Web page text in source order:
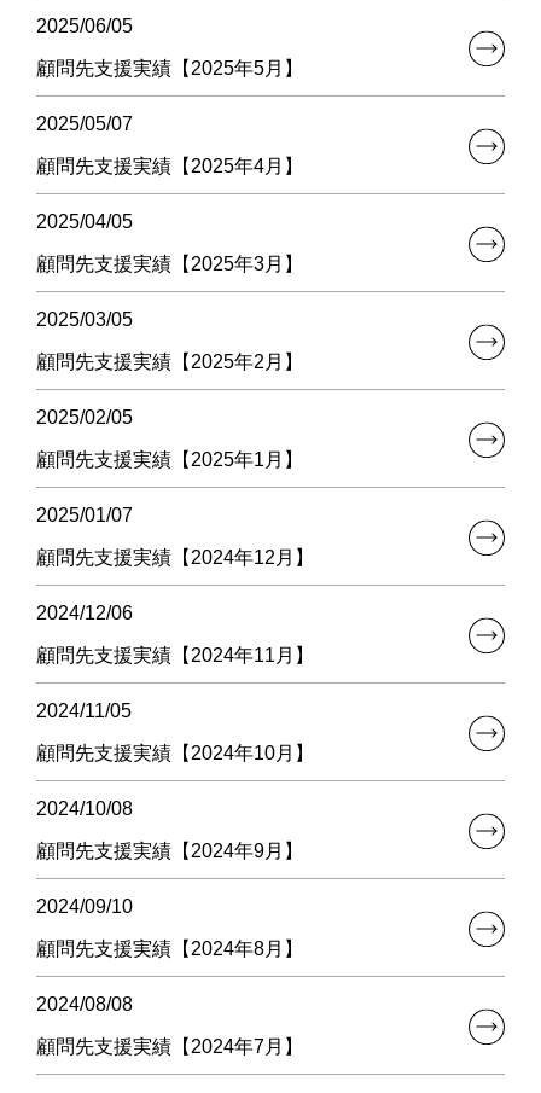
2025/06/05
顧問先支援実績【2025年5月】
2025/05/07
顧問先支援実績【2025年4月】
2025/04/05
顧問先支援実績【2025年3月】
2025/03/05
顧問先支援実績【2025年2月】
2025/02/05
顧問先支援実績【2025年1月】
2025/01/07
顧問先支援実績【2024年12月】
2024/12/06
顧問先支援実績【2024年11月】
2024/11/05
顧問先支援実績【2024年10月】
2024/10/08
顧問先支援実績【2024年9月】
2024/09/10
顧問先支援実績【2024年8月】
2024/08/08
顧問先支援実績【2024年7月】